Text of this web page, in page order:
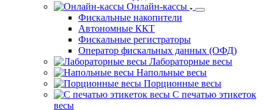
для упаковочного оборудования
Вакуумные
упаковщики
Горячие столы
Запайщики
Матрицы для запайщиков лотков
Кассовое и весовое оборудование
Онлайн-кассы
Фискальные накопители